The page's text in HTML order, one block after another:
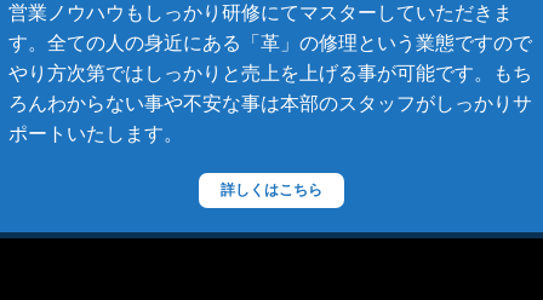
スコッチグレイン
ステラーズ
セリーヌ
ダニエル・ボブ
ディーゼル
営業ノウハウもしっかり研修にてマスターしていただきま
す。全ての人の身近にある「革」の修理という業態ですので
やり方次第ではしっかりと売上を上げる事が可能です。もち
ろんわからない事や不安な事は本部のスタッフがしっかりサ
ポートいたします。
詳しくはこちら